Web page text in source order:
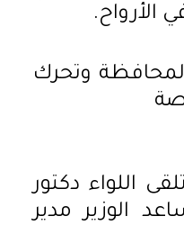
الأرواح.
وتحرك
اللواء دكتور
الوزير مدير